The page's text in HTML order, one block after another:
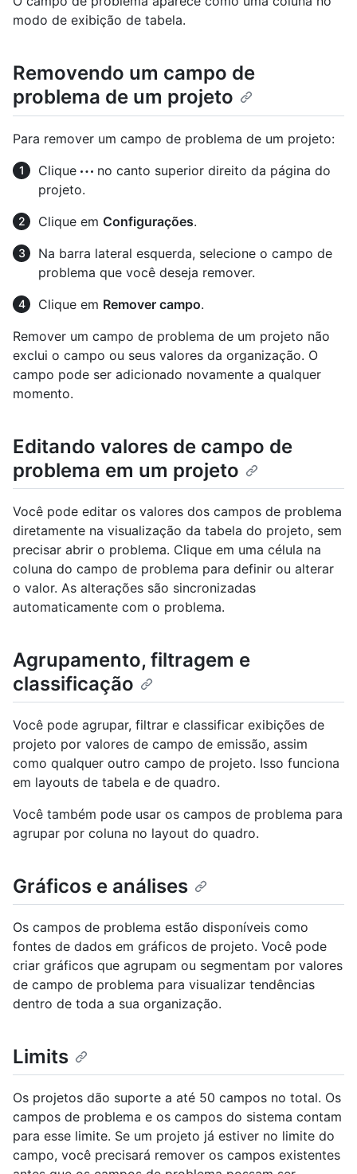
modo de exibição de tabela.
Removendo um campo de
problema de um projeto
Para remover um campo de problema de um projeto:
Clique
no canto superior direito da página do
projeto.
Clique em Configurações.
Na barra lateral esquerda, selecione o campo de
problema que você deseja remover.
Clique em Remover campo.
Remover um campo de problema de um projeto não
exclui o campo ou seus valores da organização. O
campo pode ser adicionado novamente a qualquer
momento.
Editando valores de campo de
problema em um projeto
Você pode editar os valores dos campos de problema
diretamente na visualização da tabela do projeto, sem
precisar abrir o problema. Clique em uma célula na
coluna do campo de problema para definir ou alterar
o valor. As alterações são sincronizadas
automaticamente com o problema.
Agrupamento, filtragem e
classificação
Você pode agrupar, filtrar e classificar exibições de
projeto por valores de campo de emissão, assim
como qualquer outro campo de projeto. Isso funciona
em layouts de tabela e de quadro.
Você também pode usar os campos de problema para
agrupar por coluna no layout do quadro.
Gráficos e análises
Os campos de problema estão disponíveis como
fontes de dados em gráficos de projeto. Você pode
criar gráficos que agrupam ou segmentam por valores
de campo de problema para visualizar tendências
dentro de toda a sua organização.
Limits
Os projetos dão suporte a até 50 campos no total. Os
campos de problema e os campos do sistema contam
para esse limite. Se um projeto já estiver no limite do
campo, você precisará remover os campos existentes